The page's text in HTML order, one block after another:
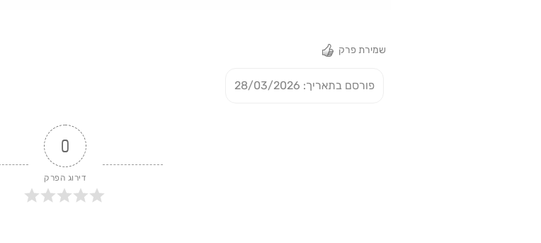
שמירת פרק
פורסם בתאריך: 28/03/2026
0
דירוג הפרק